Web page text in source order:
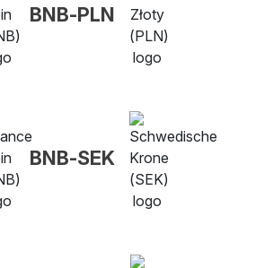
BNB-PLN
BNB-SEK